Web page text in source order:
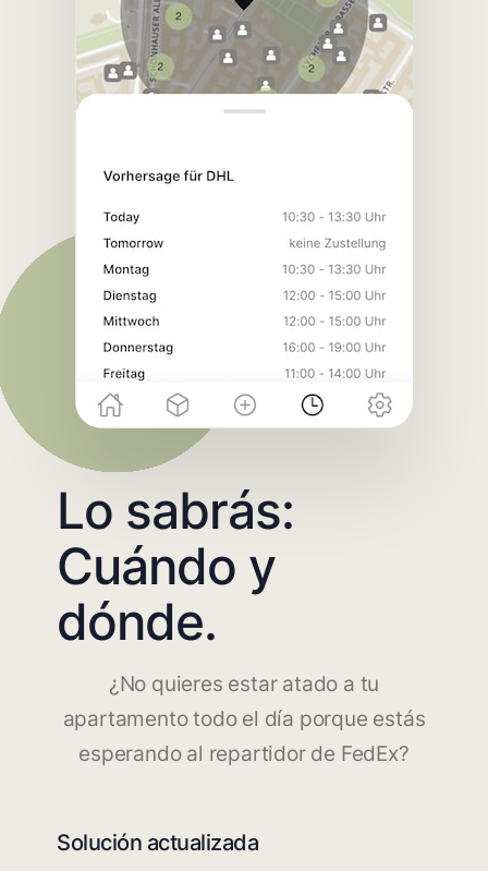
Lo sabrás:
Cuándo y
dónde.
¿No quieres estar atado a tu
apartamento todo el día porque estás
esperando al repartidor de FedEx?
Solución actualizada